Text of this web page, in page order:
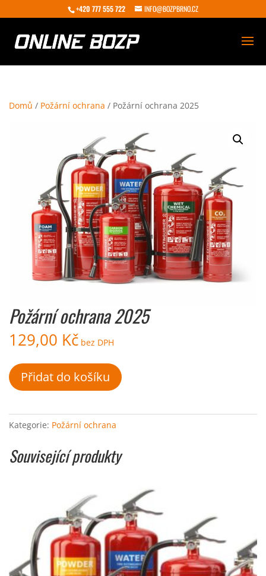
+420 777 555 722 INFO@BOZPBRNO.CZ
Domů / Požární ochrana / Požární ochrana 2025
Požární ochrana 2025
129,00 Kč bez DPH
Požární
ochrana
Přidat do košíku
Kategorie: Požární ochrana
Související produkty